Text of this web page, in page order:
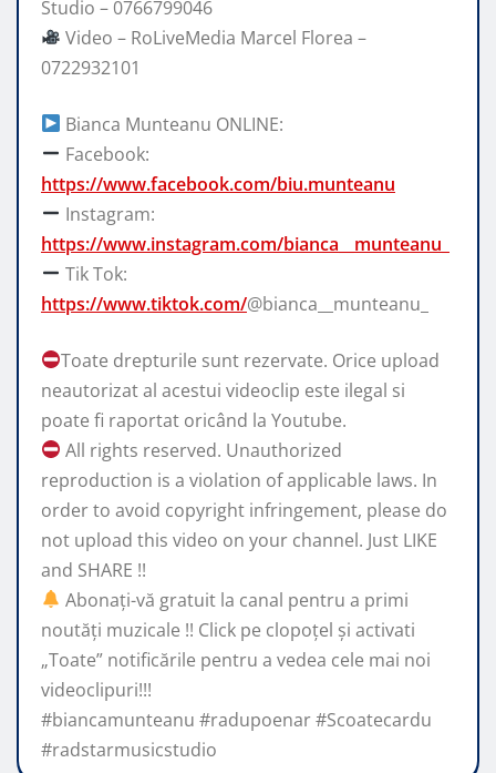
Studio – 0766799046
Video – RoLiveMedia Marcel Florea –
0722932101
Bianca Munteanu ONLINE:
Facebook:
https://www.facebook.com/biu.munteanu
Instagram:
https://www.instagram.com/bianca__munteanu_
Tik Tok:
https://www.tiktok.com/@bianca__munteanu_
Toate drepturile sunt rezervate. Orice upload
neautorizat al acestui videoclip este ilegal si
poate fi raportat oricând la Youtube.
All rights reserved. Unauthorized
reproduction is a violation of applicable laws. In
order to avoid copyright infringement, please do
not upload this video on your channel. Just LIKE
and SHARE !!
Abonaţi-vă gratuit la canal pentru a primi
noutăţi muzicale !! Click pe clopoţel și activati
„Toate” notificările pentru a vedea cele mai noi
videoclipuri!!!
#biancamunteanu #radupoenar #Scoatecardu
#radstarmusicstudio